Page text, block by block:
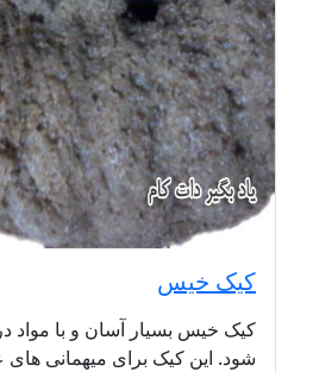
کیک خیس
کیک خیس بسیار آسان و با مواد
شود. این کیک برای میهمانی های